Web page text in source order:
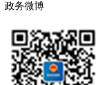
政务微博